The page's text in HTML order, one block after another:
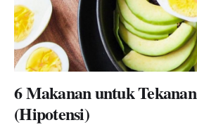
6 Makanan untuk
(Hipotensi)